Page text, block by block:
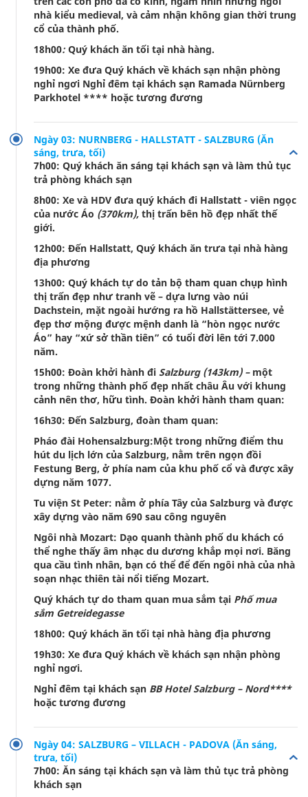
nhà kiểu medieval, và cảm nhận không gian thời trung
cổ của thành phố.
18h00: Quý khách ăn tối tại nhà hàng.
19h00: Xe đưa Quý khách về khách sạn nhận phòng
nghỉ ngơi Nghỉ đêm tại khách sạn Ramada Nürnberg
Parkhotel **** hoặc tương đương
Ngày 03: NURNBERG - HALLSTATT - SALZBURG (Ăn
sáng, trưa, tối)
7h00: Quý khách ăn sáng tại khách sạn và làm thủ tục
trả phòng khách sạn
8h00: Xe và HDV đưa quý khách đi Hallstatt - viên ngọc
của nước Áo (370km), thị trấn bên hồ đẹp nhất thế
giới.
12h00: Đến Hallstatt, Quý khách ăn trưa tại nhà hàng
địa phương
13h00: Quý khách tự do tản bộ tham quan chụp hình
thị trấn đẹp như tranh vẽ – dựa lưng vào núi
Dachstein, mặt ngoài hướng ra hồ Hallstättersee, vẻ
đẹp thơ mộng được mệnh danh là “hòn ngọc nước
Áo” hay “xứ sở thần tiên” có tuổi đời lên tới 7.000
năm.
15h00: Đoàn khởi hành đi Salzburg (143km) – một
trong những thành phố đẹp nhất châu Âu với khung
cảnh nên thơ, hữu tình. Đoàn khởi hành tham quan:
16h30: Đến Salzburg, đoàn tham quan:
Pháo đài Hohensalzburg:Một trong những điểm thu
hút du lịch lớn của Salzburg, nằm trên ngọn đồi
Festung Berg, ở phía nam của khu phố cổ và được xây
dựng năm 1077.
Tu viện St Peter: nằm ở phía Tây của Salzburg và được
xây dựng vào năm 690 sau công nguyên
Ngôi nhà Mozart: Dạo quanh thành phố du khách có
thể nghe thấy âm nhạc du dương khắp mọi nơi. Băng
qua cầu tình nhân, bạn có thể để đến ngôi nhà của nhà
soạn nhạc thiên tài nổi tiếng Mozart.
Quý khách tự do tham quan mua sắm tại Phố mua
sắm Getreidegasse
18h00: Quý khách ăn tối tại nhà hàng địa phương
19h30: Xe đưa Quý khách về khách sạn nhận phòng
nghỉ ngơi.
Nghỉ đêm tại khách sạn BB Hotel Salzburg – Nord****
hoặc tương đương
Ngày 04: SALZBURG – VILLACH - PADOVA (Ăn sáng,
trưa, tối)
7h00: Ăn sáng tại khách sạn và làm thủ tục trả phòng
khách sạn